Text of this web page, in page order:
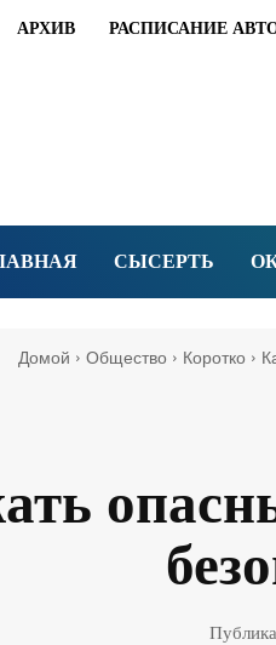
АРХИВ РАСПИСАНИЕ
СЫСЕРТЬ
Домой Общество Коротко